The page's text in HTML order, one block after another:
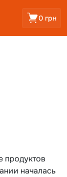
0 грн
продуктов
началась